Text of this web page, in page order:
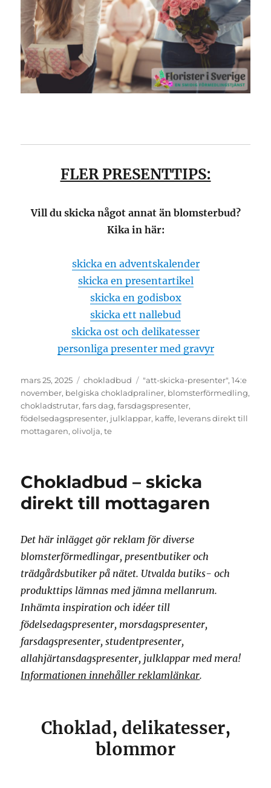
FLER PRESENTTIPS:
Vill du skicka något annat än blomsterbud?
Kika in här:
skicka en adventskalender
skicka en presentartikel
skicka en godisbox
skicka ett nallebud
skicka ost och delikatesser
personliga presenter med gravyr
Publicerat
den
mars 25, 2025 Kategorier
chokladbud Etiketter
"att-skicka-presenter",14:e
november, belgiska chokladpraliner, blomsterförmedling,
chokladstrutar,fars dag,farsdagspresenter,
födelsedagspresenter, julklappar, kaffe, leverans direkt till
mottagaren,olivolja,te
Chokladbud – skicka
direkt till mottagaren
Det här inlägget gör reklam för diverse
blomsterförmedlingar, presentbutiker och
trädgårdsbutiker på nätet. Utvalda butiks- och
produkttips lämnas med jämna mellanrum.
Inhämta inspiration och idéer till
födelsedagspresenter, morsdagspresenter,
farsdagspresenter, studentpresenter,
allahjärtansdagspresenter, julklappar med mera!
Informationen innehåller reklamlänkar.
Choklad, delikatesser,
blommor